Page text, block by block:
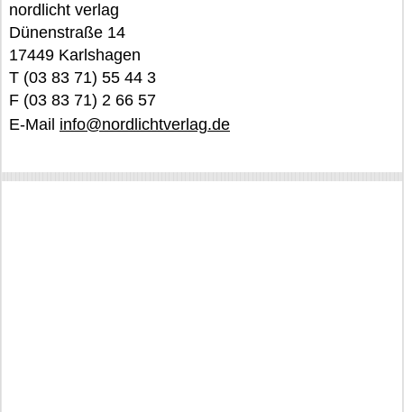
nordlicht verlag
Dünenstraße 14
17449 Karlshagen
T (03 83 71) 55 44 3
F (03 83 71) 2 66 57
E-Mail info@nordlichtverlag.de